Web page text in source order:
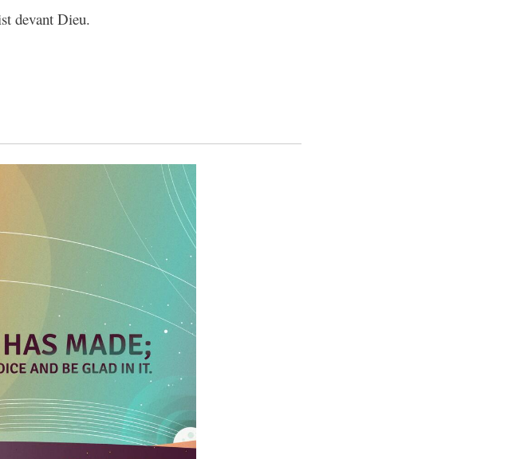
devant Dieu.